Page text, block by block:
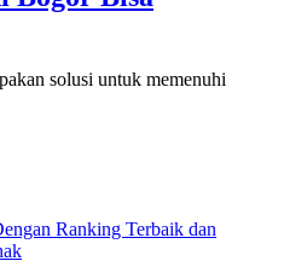
solusi untuk memenuhi